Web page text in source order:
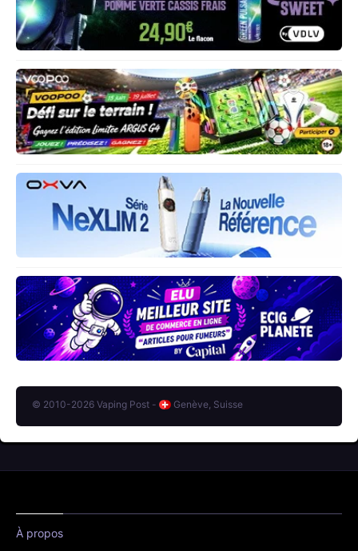
© 2010-2026 Vaping Post - Genève, Suisse
À propos